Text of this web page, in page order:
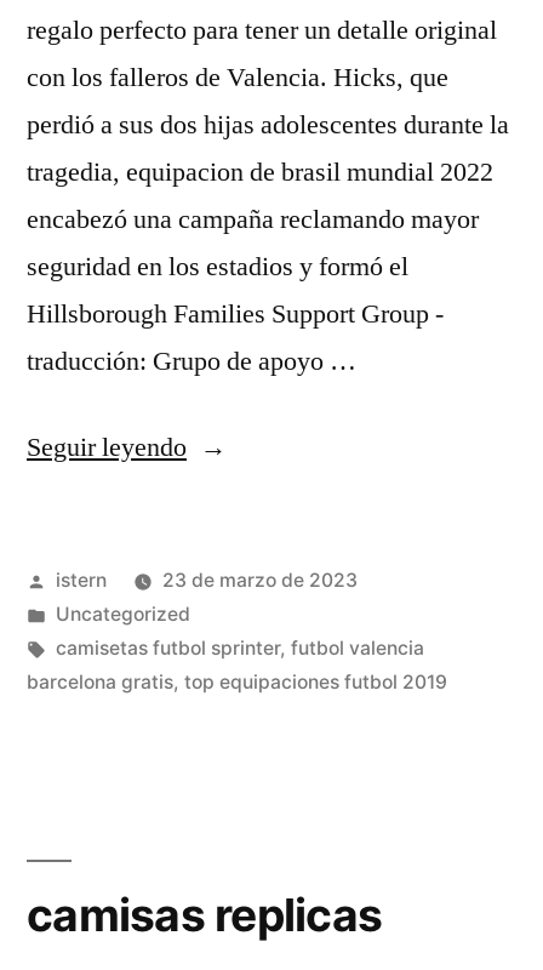
regalo perfecto para tener un detalle original
con los falleros de Valencia. Hicks, que
perdió a sus dos hijas adolescentes durante la
tragedia, equipacion de brasil mundial 2022
encabezó una campaña reclamando mayor
seguridad en los estadios y formó el
Hillsborough Families Support Group -
traducción: Grupo de apoyo …
Seguir leyendo«diseños
camisetas
de
futbol»
Publicado
por
istern
23 de marzo de 2023
Publicado
en
Uncategorized
Etiquetas:
camisetas futbol sprinter, futbol valencia
barcelona gratis, top equipaciones futbol 2019
camisas replicas